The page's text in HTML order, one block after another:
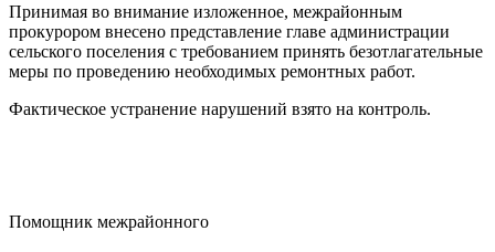
Принимая во внимание изложенное, межрайонным
прокурором внесено представление главе администрации
сельского поселения с требованием принять безотлагательные
меры по проведению необходимых ремонтных работ.
Фактическое устранение нарушений взято на контроль.
Помощник межрайонного